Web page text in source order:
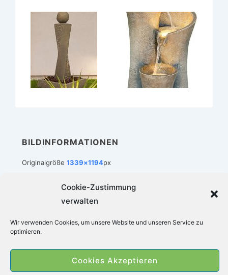
Cookie-Zustimmung
verwalten
Wir verwenden Cookies, um unsere Website und unseren Service zu
optimieren.
Cookies Akzeptieren
BILDINFORMATIONEN
Originalgröße 1339×1194px
Menü
Datenschutz
Copyright © 2026Zimmerbrunnen-Welt|
Präsentiert vonResponsive-Theme